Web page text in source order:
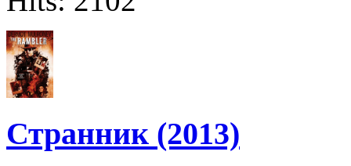
Странник (2013)